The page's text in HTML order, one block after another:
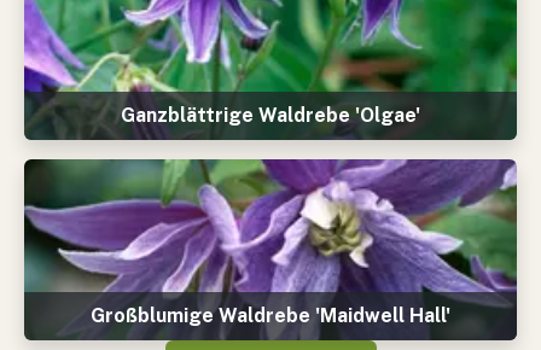
Ganzblättrige Waldrebe 'Olgae'
Großblumige Waldrebe 'Maidwell Hall'